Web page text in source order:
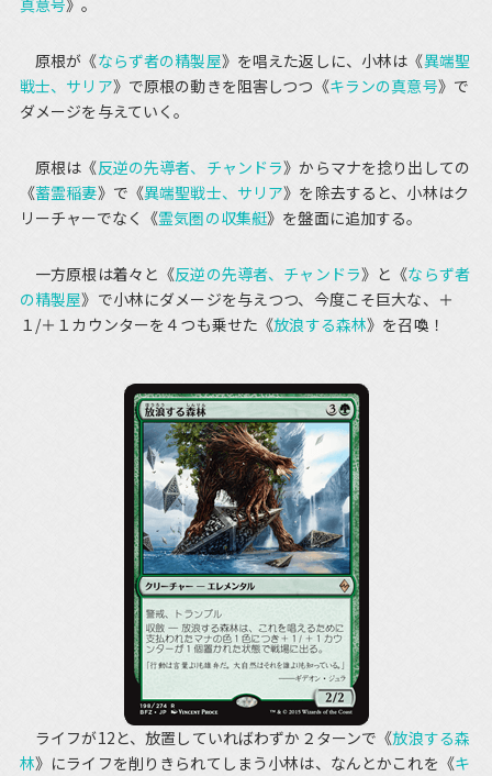
真意号》。
原根が《ならず者の精製屋》を唱えた返しに、小林は《異端聖
戦士、サリア》で原根の動きを阻害しつつ《キランの真意号》で
ダメージを与えていく。
原根は《反逆の先導者、チャンドラ》からマナを捻り出しての
《蓄霊稲妻》で《異端聖戦士、サリア》を除去すると、小林はク
リーチャーでなく《霊気圏の収集艇》を盤面に追加する。
一方原根は着々と《反逆の先導者、チャンドラ》と《ならず者
の精製屋》で小林にダメージを与えつつ、今度こそ巨大な、＋
１/＋１カウンターを４つも乗せた《放浪する森林》を召喚！
ライフが12と、放置していればわずか２ターンで《放浪する森
林》にライフを削りきられてしまう小林は、なんとかこれを《キ